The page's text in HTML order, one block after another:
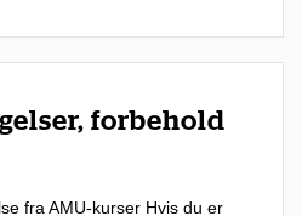
forbehold
fra AMU-kurser Hvis du er